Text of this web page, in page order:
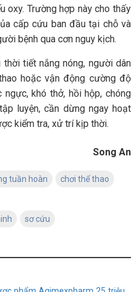
oxy. Trường hợp này cho thấy
cấp cứu ban đầu tại chỗ và
bệnh qua cơn nguy kịch.
tiết nắng nóng, người dân
hoặc vận động cường độ
khó thở, hồi hộp, chóng
luyện, cần dừng ngay hoạt
kiểm tra, xử trí kịp thời.
Song An
tuần hoàn chơi thể thao
sơ cứu